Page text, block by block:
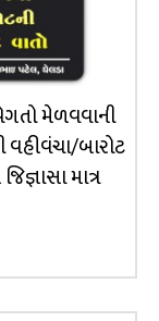
મેળવવાની
બારોટ
માત્ર